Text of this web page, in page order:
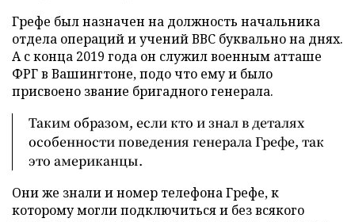
Грефе был назначен на должность начальника
отдела операций и учений ВВС буквально на днях.
А с конца 2019 года он служил военным атташе
ФРГ в Вашингтоне, подо что ему и было
присвоено звание бригадного генерала.
Таким образом, если кто и знал в деталях
особенности поведения генерала Грефе, так
это американцы.
Они же знали и номер телефона Грефе, к
которому могли подключиться и без всякого